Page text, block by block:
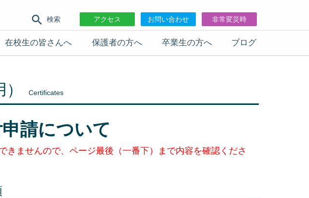
検索 アクセス お問い合わせ 非常変災時
在校生の皆さんへ 保護者の方へ 卒業生の方へ ブログ
Certificates
請について
きませんので、ページ最後（一番下）まで内容を確認くださ